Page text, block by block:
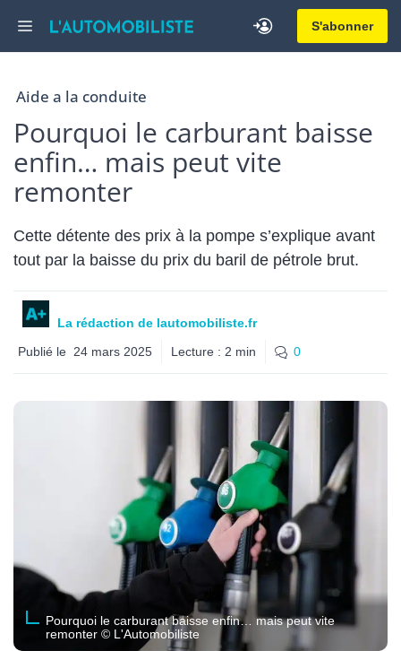
S'abonner
Menu
Aide a la conduite
Pourquoi le carburant baisse
enfin… mais peut vite
remonter
Cette détente des prix à la pompe s’explique avant
tout par la baisse du prix du baril de pétrole brut.
La rédaction de lautomobiliste.fr
Publié le 24 mars 2025 Lecture : 2 min 0
Pourquoi le carburant baisse enfin… mais peut vite
remonter © L'Automobiliste